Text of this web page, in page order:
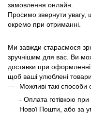
замовлення онлайн.
Просимо звернути увагу,
окремо при отриманні.
Ми завжди стараємося
зручнішим для вас. Ви
доставки при
щоб ваші улюблені
Можливі такі
- Оплата готівкою при
Нової Пошти, або за